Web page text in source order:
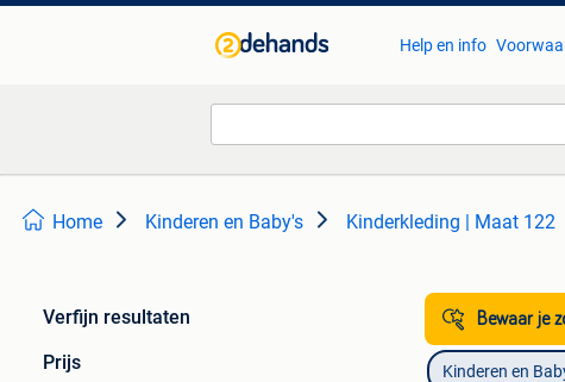
Help en info
Home Kinderen en Baby's Kinderkleding | Maat 122
Verfijn resultaten
Prijs
Bewaar je
Kinderen en